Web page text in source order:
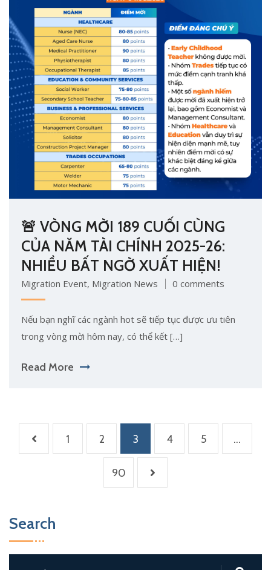
🚨 VÒNG MỜI 189 CUỐI CÙNG
CỦA NĂM TÀI CHÍNH 2025-26:
NHIỀU BẤT NGỜ XUẤT HIỆN!
Migration Event, Migration News 0 comments
Nếu bạn nghĩ các ngành hot sẽ tiếp tục được ưu tiên
trong vòng mời hôm nay, có thể kết […]
Read More
1 2 3 4 5 …
90
Search